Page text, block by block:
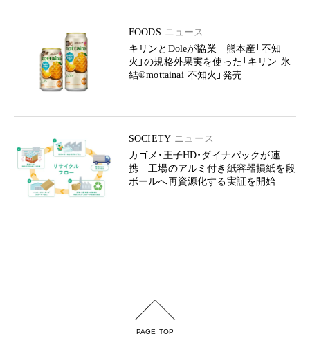
FOODS ニュース
キリンとDoleが協業 熊本産「不知
火」の規格外果実を使った「キリン 氷
結®mottainai 不知火」発売
SOCIETY ニュース
カゴメ・王子HD・ダイナパックが連
携 工場のアルミ付き紙容器損紙を段
ボールへ再資源化する実証を開始
PAGE TOP